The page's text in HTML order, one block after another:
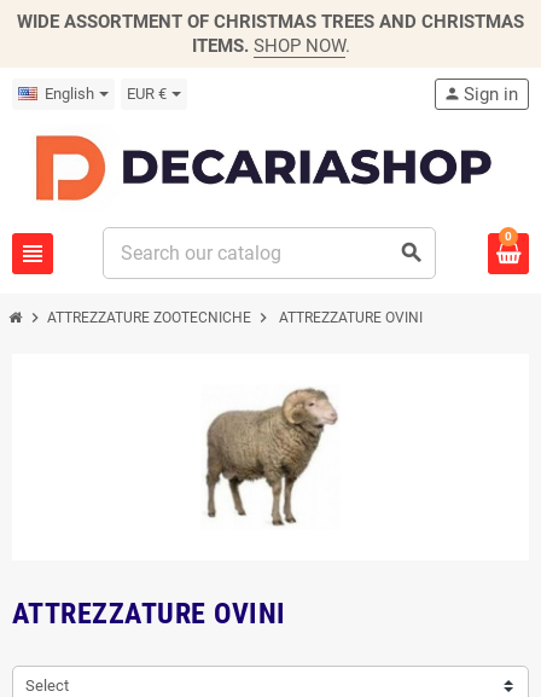
WIDE ASSORTMENT OF CHRISTMAS TREES AND CHRISTMAS
ITEMS. SHOP NOW.
English EUR €
view_headline search
person Sign in
0
chevron_right ATTREZZATURE ZOOTECNICHE chevron_right ATTREZZATURE OVINI
ATTREZZATURE OVINI
Select